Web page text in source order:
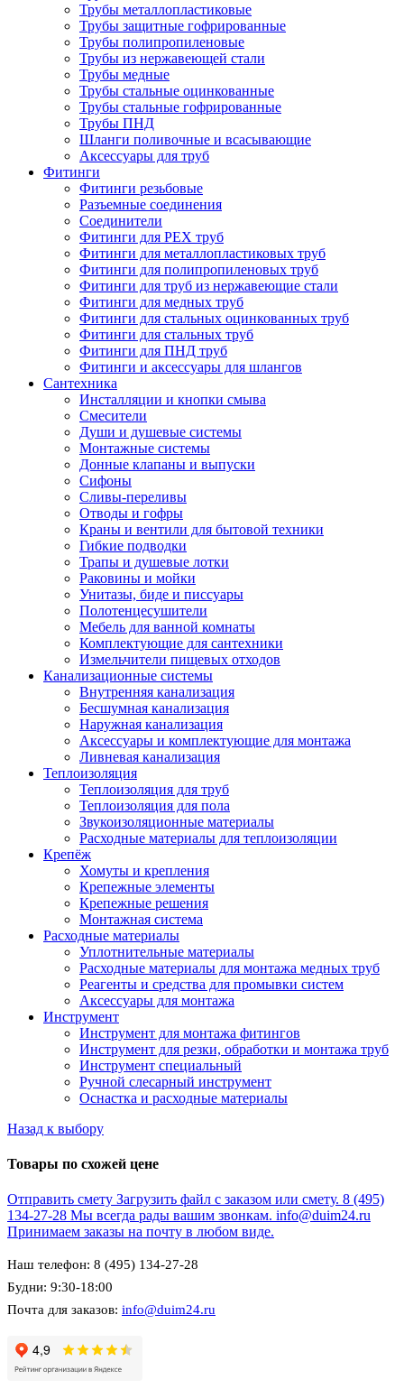
Трубы металлопластиковые
Трубы защитные гофрированные
Трубы полипропиленовые
Трубы из нержавеющей стали
Трубы медные
Трубы стальные оцинкованные
Трубы стальные гофрированные
Трубы ПНД
Шланги поливочные и всасывающие
Аксессуары для труб
Фитинги
Фитинги резьбовые
Разъемные соединения
Соединители
Фитинги для PEX труб
Фитинги для металлопластиковых труб
Фитинги для полипропиленовых труб
Фитинги для труб из нержавеющие стали
Фитинги для медных труб
Фитинги для стальных оцинкованных труб
Фитинги для стальных труб
Фитинги для ПНД труб
Фитинги и аксессуары для шлангов
Сантехника
Инсталляции и кнопки смыва
Смесители
Души и душевые системы
Монтажные системы
Донные клапаны и выпуски
Сифоны
Сливы-переливы
Отводы и гофры
Краны и вентили для бытовой техники
Гибкие подводки
Трапы и душевые лотки
Раковины и мойки
Унитазы, биде и писсуары
Полотенцесушители
Мебель для ванной комнаты
Комплектующие для сантехники
Измельчители пищевых отходов
Канализационные системы
Внутренняя канализация
Бесшумная канализация
Наружная канализация
Аксессуары и комплектующие для монтажа
Ливневая канализация
Теплоизоляция
Теплоизоляция для труб
Теплоизоляция для пола
Звукоизоляционные материалы
Расходные материалы для теплоизоляции
Крепёж
Хомуты и крепления
Крепежные элементы
Крепежные решения
Монтажная система
Расходные материалы
Уплотнительные материалы
Расходные материалы для монтажа медных труб
Реагенты и средства для промывки систем
Аксессуары для монтажа
Инструмент
Инструмент для монтажа фитингов
Инструмент для резки, обработки и монтажа труб
Инструмент специальный
Ручной слесарный инструмент
Оснастка и расходные материалы
Назад к выбору
Товары по схожей цене
Отправить смету Загрузить файл с заказом или смету. 8 (495)
134-27-28 Мы всегда рады вашим звонкам. info@duim24.ru
Принимаем заказы на почту в любом виде.
Наш телефон: 8 (495) 134-27-28
Будни: 9:30-18:00
Почта для заказов: info@duim24.ru